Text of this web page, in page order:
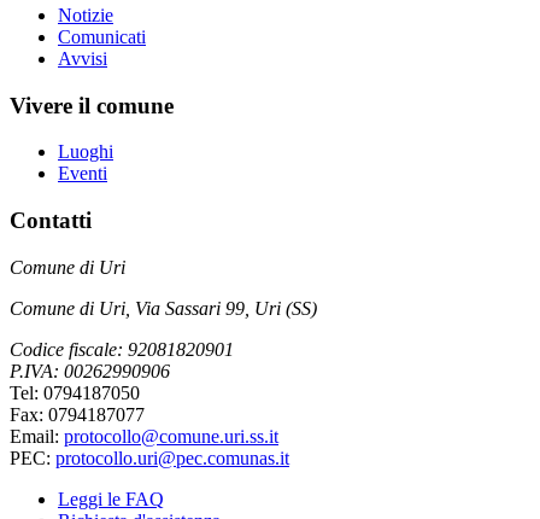
Notizie
Comunicati
Avvisi
Vivere il comune
Luoghi
Eventi
Contatti
Comune di Uri
Comune di Uri, Via Sassari 99, Uri (SS)
Codice fiscale: 92081820901
P.IVA: 00262990906
Tel: 0794187050
Fax: 0794187077
Email: protocollo@comune.uri.ss.it
PEC: protocollo.uri@pec.comunas.it
Leggi le FAQ